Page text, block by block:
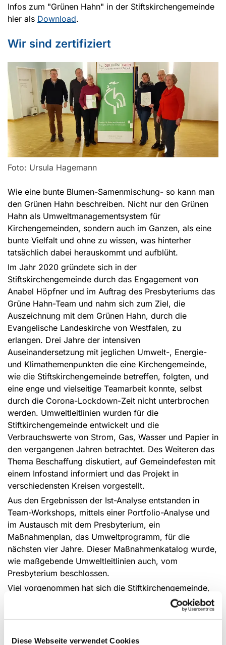
Diese Webseite verwendet Cookies
Infos zum "Grünen Hahn" in der Stiftskirchengemeinde
hier als Download.
Wir sind zertifiziert
Foto: Ursula Hagemann
Wie eine bunte Blumen-Samenmischung- so kann man
den Grünen Hahn beschreiben. Nicht nur den Grünen
Hahn als Umweltmanagementsystem für
Kirchengemeinden, sondern auch im Ganzen, als eine
bunte Vielfalt und ohne zu wissen, was hinterher
tatsächlich dabei herauskommt und aufblüht.
Im Jahr 2020 gründete sich in der
Stiftskirchengemeinde durch das Engagement von
Anabel Höpfner und im Auftrag des Presbyteriums das
Grüne Hahn-Team und nahm sich zum Ziel, die
Auszeichnung mit dem Grünen Hahn, durch die
Evangelische Landeskirche von Westfalen, zu
erlangen. Drei Jahre der intensiven
Auseinandersetzung mit jeglichen Umwelt-, Energie-
und Klimathemenpunkten die eine Kirchengemeinde,
wie die Stiftskirchengemeinde betreffen, folgten, und
eine enge und vielseitige Teamarbeit konnte, selbst
durch die Corona-Lockdown-Zeit nicht unterbrochen
werden. Umweltleitlinien wurden für die
Stiftkirchengemeinde entwickelt und die
Verbrauchswerte von Strom, Gas, Wasser und Papier in
den vergangenen Jahren betrachtet. Des Weiteren das
Thema Beschaffung diskutiert, auf Gemeindefesten mit
einem Infostand informiert und das Projekt in
verschiedensten Kreisen vorgestellt.
Aus den Ergebnissen der Ist-Analyse entstanden in
Team-Workshops, mittels einer Portfolio-Analyse und
im Austausch mit dem Presbyterium, ein
Maßnahmenplan, das Umweltprogramm, für die
nächsten vier Jahre. Dieser Maßnahmenkatalog wurde,
wie maßgebende Umweltleitlinien auch, vom
Presbyterium beschlossen.
Viel vorgenommen hat sich die Stiftkirchengemeinde,
Beispielsweise
beinhaltet das Umweltprogramm Maßnahmen, die die
sollen. Der Einsatz von LED-Leuchtmitteln, die